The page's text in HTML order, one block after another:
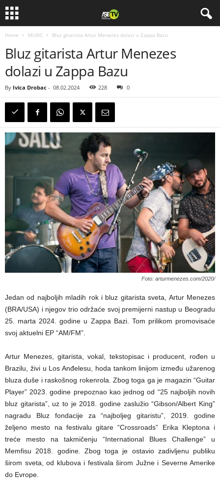
Home MUSIC Bluz gitarista Artur Menezes dolazi u Zappa Bazu
Bluz gitarista Artur Menezes
dolazi u Zappa Bazu
By Ivica Drobac - 08.02.2024 228 0
Foto: arturmenezes.com/2020/
Jedan od najboljih mladih rok i bluz gitarista sveta, Artur Menezes
(BRA/USA) i njegov trio održaće svoj premijerni nastup u Beogradu
25. marta 2024. godine u Zappa Bazi. Tom prilikom promovisaće
svoj aktuelni EP “AM/FM”.
Artur Menezes, gitarista, vokal, tekstopisac i producent, rođen u
Brazilu, živi u Los Anđelesu, hoda tankom linijom između užarenog
bluza duše i raskošnog rokenrola. Zbog toga ga je magazin “Guitar
Player” 2023. godine prepoznao kao jednog od “25 najboljih novih
bluz gitarista”, uz to je 2018. godine zaslužio “Gibson/Albert King”
nagradu Bluz fondacije za “najboljeg gitaristu”, 2019. godine
željeno mesto na festivalu gitare “Crossroads” Erika Kleptona i
treće mesto na takmičenju “International Blues Challenge” u
Memfisu 2018. godine. Zbog toga je ostavio zadivljenu publiku
širom sveta, od klubova i festivala širom Južne i Severne Amerike
do Evrope.